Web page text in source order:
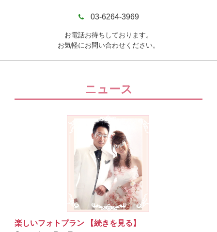
03-6264-3969
お電話お待ちしております。
お気軽にお問い合わせください。
ニュース
楽しいフォトプラン 【続きを見る】